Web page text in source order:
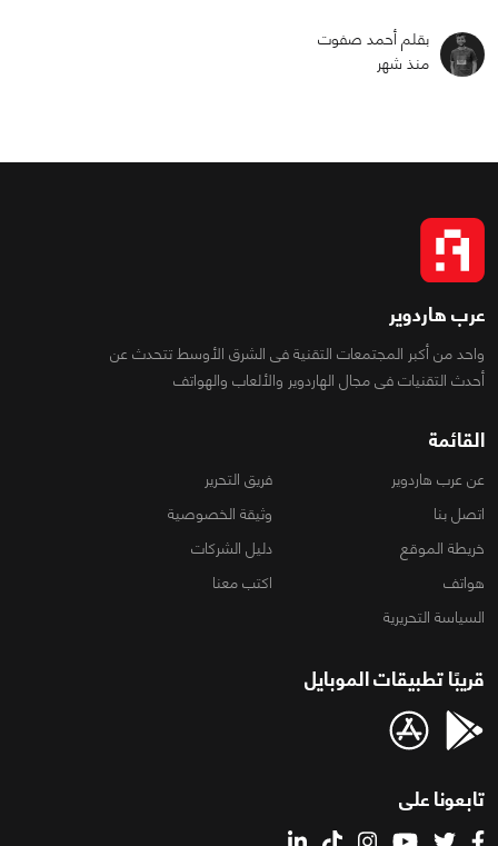
بقلم أحمد صفوت
منذ شهر
عرب هاردوير
واحد من أكبر المجتمعات التقنية فى الشرق الأوسط تتحدث عن
أحدث التقنيات فى مجال الهاردوير والألعاب والهواتف
القائمة
عن عرب هاردوير
فريق التحرير
اتصل بنا
وثيقة الخصوصية
خريطة الموقع
دليل الشركات
هواتف
اكتب معنا
السياسة التحريرية
قريبًا تطبيقات الموبايل
تابعونا على